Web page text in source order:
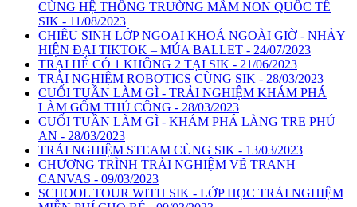
CÙNG HỆ THỐNG TRƯỜNG MẦM NON QUỐC TẾ
SIK - 11/08/2023
CHIÊU SINH LỚP NGOẠI KHOÁ NGOÀI GIỜ - NHẢY
HIỆN ĐẠI TIKTOK – MÚA BALLET - 24/07/2023
TRẠI HÈ CÓ 1 KHÔNG 2 TẠI SIK - 21/06/2023
TRẢI NGHIỆM ROBOTICS CÙNG SIK - 28/03/2023
CUỐI TUẦN LÀM GÌ - TRẢI NGHIỆM KHÁM PHÁ
LÀM GỐM THỦ CÔNG - 28/03/2023
CUỐI TUẦN LÀM GÌ - KHÁM PHÁ LÀNG TRE PHÚ
AN - 28/03/2023
TRẢI NGHIỆM STEAM CÙNG SIK - 13/03/2023
CHƯƠNG TRÌNH TRẢI NGHIỆM VẼ TRANH
CANVAS - 09/03/2023
SCHOOL TOUR WITH SIK - LỚP HỌC TRẢI NGHIỆM